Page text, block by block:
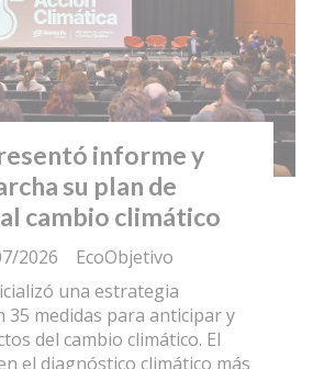
informe y
su plan de
cambio climático
EcoObjetivo
2026
una estrategia
35 medidas para anticipar y
del cambio climático. El
el diagnóstico climático más